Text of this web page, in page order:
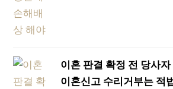
이혼 판결 확정 전 당사
이혼신고 수리거부는 적